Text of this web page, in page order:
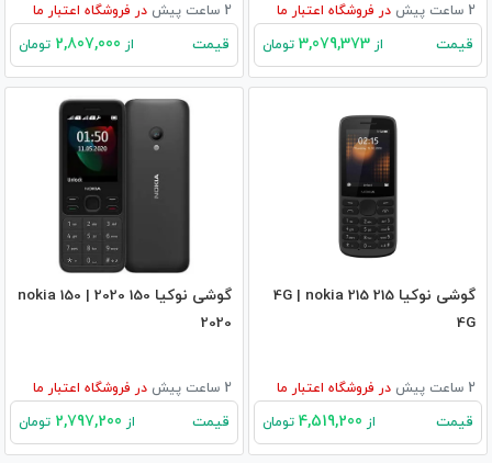
2 ساعت پیش در فروشگاه اعتبار ما
قیمت از تومان
2 ساعت پیش در فروشگاه اعتبار ما
قیمت از تومان
گوشی نوکیا 215 4G | nokia 215
4G
2 ساعت پیش در فروشگاه اعتبار ما
قیمت از تومان
گوشی نوکیا 150 2020 | nokia 150
2020
2 ساعت پیش در فروشگاه اعتبار ما
قیمت از تومان